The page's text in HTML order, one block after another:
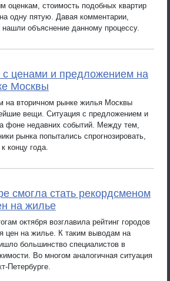
оценкам, стоимость подобных квартир
одну пятую. Давая комментарии,
объяснение данному процессу.
с ценами и предложением на
Москвы
на вторичном рынке жилья Москвы
вещи. Ситуация с предложением и
фоне недавних событий. Между тем,
рынка попытались спрогнозировать,
концу года.
смогла стать рекордсменом
на жилье
октября возглавила рейтинг городов
цен на жилье. К таким выводам на
большинство специалистов в
Во многом аналогичная ситуация
Петербурге.